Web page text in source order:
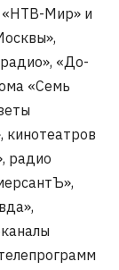
«НТВ-Мир» и
«До-
«Семь
кинотеатров
радио